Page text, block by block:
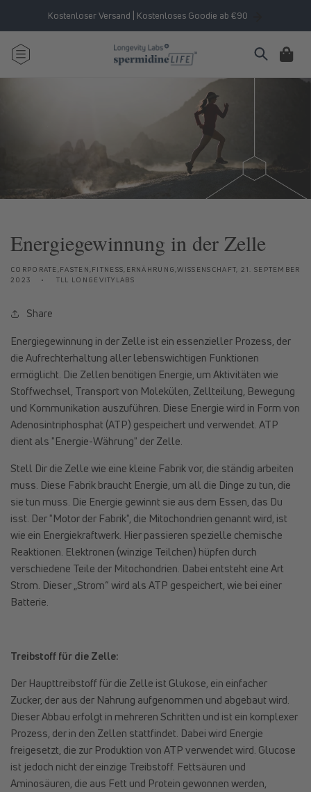
Inhalt
Kostenloser Versand | Kostenloses Goodie ab €90
Warenkorb
Energiegewinnung in der Zelle
CORPORATE,FASTEN,FITNESS,ERNÄHRUNG,WISSENSCHAFT, 21. SEPTEMBER
2023
TLL LONGEVITYLABS
Share
Energiegewinnung in der Zelle ist ein essenzieller Prozess, der
die Aufrechterhaltung aller lebenswichtigen Funktionen
ermöglicht. Die Zellen benötigen Energie, um Aktivitäten wie
Stoffwechsel, Transport von Molekülen, Zellteilung, Bewegung
und Kommunikation auszuführen. Diese Energie wird in Form von
Adenosintriphosphat (ATP) gespeichert und verwendet. ATP
dient als "Energie-Währung" der Zelle.
Stell Dir die Zelle wie eine kleine Fabrik vor, die ständig arbeiten
muss. Diese Fabrik braucht Energie, um all die Dinge zu tun, die
sie tun muss. Die Energie gewinnt sie aus dem Essen, das Du
isst. Der "Motor der Fabrik", die Mitochondrien genannt wird, ist
wie ein Energiekraftwerk. Hier passieren spezielle chemische
Reaktionen. Elektronen (winzige Teilchen) hüpfen durch
verschiedene Teile der Mitochondrien. Dabei entsteht eine Art
Strom. Dieser „Strom“ wird als ATP gespeichert, wie bei einer
Batterie.
Treibstoff für die Zelle:
Der Haupttreibstoff für die Zelle ist Glukose, ein einfacher
Zucker, der aus der Nahrung aufgenommen und abgebaut wird.
Dieser Abbau erfolgt in mehreren Schritten und ist ein komplexer
Prozess, der in den Zellen stattfindet. Dabei wird Energie
freigesetzt, die zur Produktion von ATP verwendet wird. Glucose
ist jedoch nicht der einzige Treibstoff. Fettsäuren und
Aminosäuren, die aus Fett und Protein gewonnen werden,